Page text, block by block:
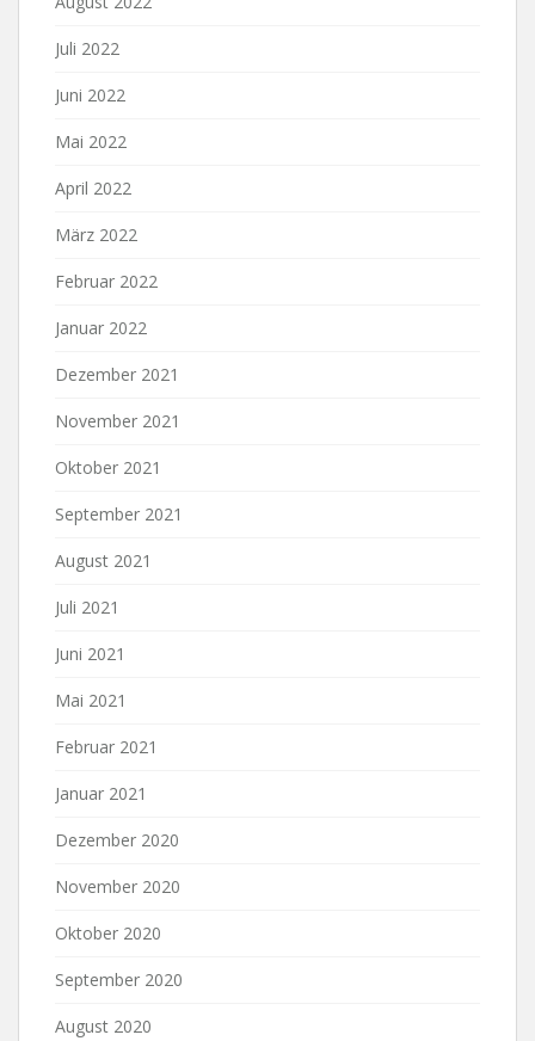
Juli 2022
Juni 2022
Mai 2022
April 2022
März 2022
Februar 2022
Januar 2022
Dezember 2021
November 2021
Oktober 2021
September 2021
August 2021
Juli 2021
Juni 2021
Mai 2021
Februar 2021
Januar 2021
Dezember 2020
November 2020
Oktober 2020
September 2020
August 2020